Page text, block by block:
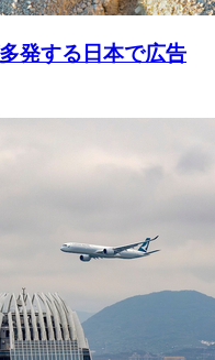
発する日本で広告